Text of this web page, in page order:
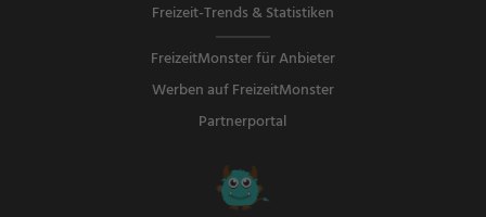
Freizeit-Trends & Statistiken
FreizeitMonster für Anbieter
Werben auf FreizeitMonster
Partnerportal